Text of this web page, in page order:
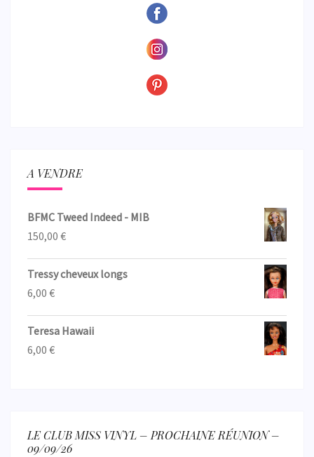
A VENDRE
BFMC Tweed Indeed - MIB
150,00 €
Tressy cheveux longs
6,00 €
Teresa Hawaii
6,00 €
LE CLUB MISS VINYL – PROCHAINE RÉUNION –
09/09/26